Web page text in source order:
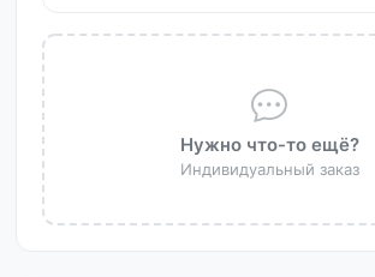
Нужно что-то ещё?
Индивидуальный заказ